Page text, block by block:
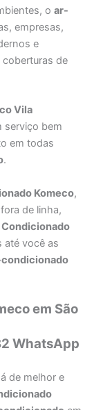
oar-
empresas,
e
de
Vila
serviço bem
em todas
.
Komeco,
de linha,
até você as
em São
WhatsApp
de melhor e